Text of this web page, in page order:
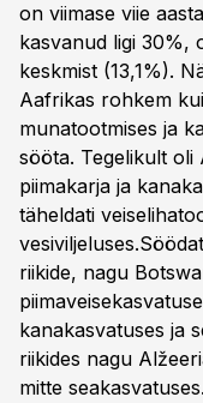
on viimase viie
kasvanud ligi 30%,
keskmist (13,1%).
Aafrikas rohkem
munatootmises ja
sööta. Tegelikult oli
piimakarja ja
täheldati
riikide, nagu
kanakasvatuses ja
riikides nagu
mitte